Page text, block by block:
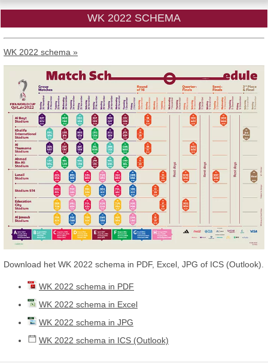
WK 2022 SCHEMA
WK 2022 schema »
Download het WK 2022 schema in PDF, Excel, JPG of ICS (Outlook).
WK 2022 schema in PDF
WK 2022 schema in Excel
WK 2022 schema in JPG
WK 2022 schema in ICS (Outlook)